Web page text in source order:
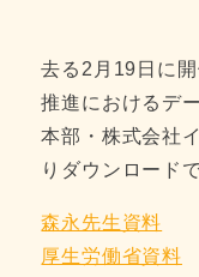
去る2月19日に
推進におけるデ
本部・株式会社
りダウンロード
森永先生資料
厚生労働省資料